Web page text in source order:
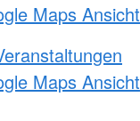
Maps Ansicht
Maps Ansicht